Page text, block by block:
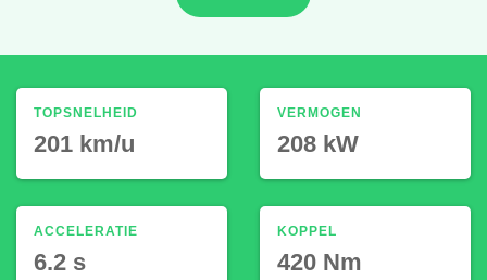
TOPSNELHEID
201 km/u
ACCELERATIE
6.2 s
VERMOGEN
208 kW
KOPPEL
420 Nm